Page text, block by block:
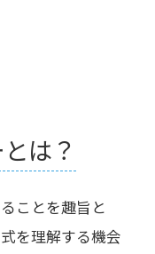
は？
ことを趣旨と
を理解する機会